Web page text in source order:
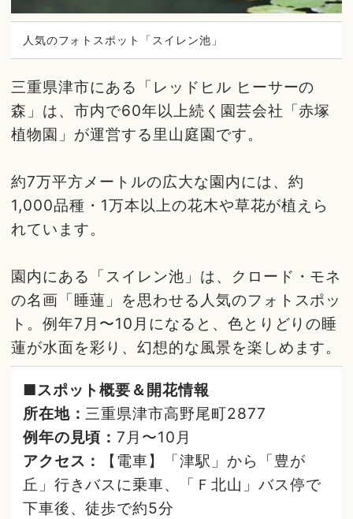
人気のフォトスポット「スイレン池」
三重県津市にある「レッドヒル ヒーサーの
森」は、市内で60年以上続く園芸会社「赤塚
植物園」が運営する里山庭園です。
約7万平方メートルの広大な園内には、約
1,000品種・1万本以上の花木や草花が植えら
れています。
園内にある「スイレン池」は、クロード・モネ
の名画「睡蓮」を思わせる人気のフォトスポッ
ト。例年7月〜10月になると、色とりどりの睡
蓮が水面を彩り、幻想的な風景を楽しめます。
■スポット概要＆開花情報
所在地：三重県津市高野尾町2877
例年の見頃： 7月〜10月
アクセス：
【電車】「津駅」から「豊が
丘」行きバスに乗車、「Ｆ北山」バス停で
下車後、徒歩で約5分